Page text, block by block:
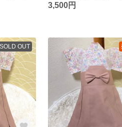
3,500円
SOLD OUT